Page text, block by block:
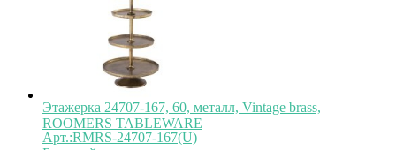
Этажерка 24707-167, 60, металл, Vintage brass,
ROOMERS TABLEWARE
Арт.:RMRS-24707-167(U)